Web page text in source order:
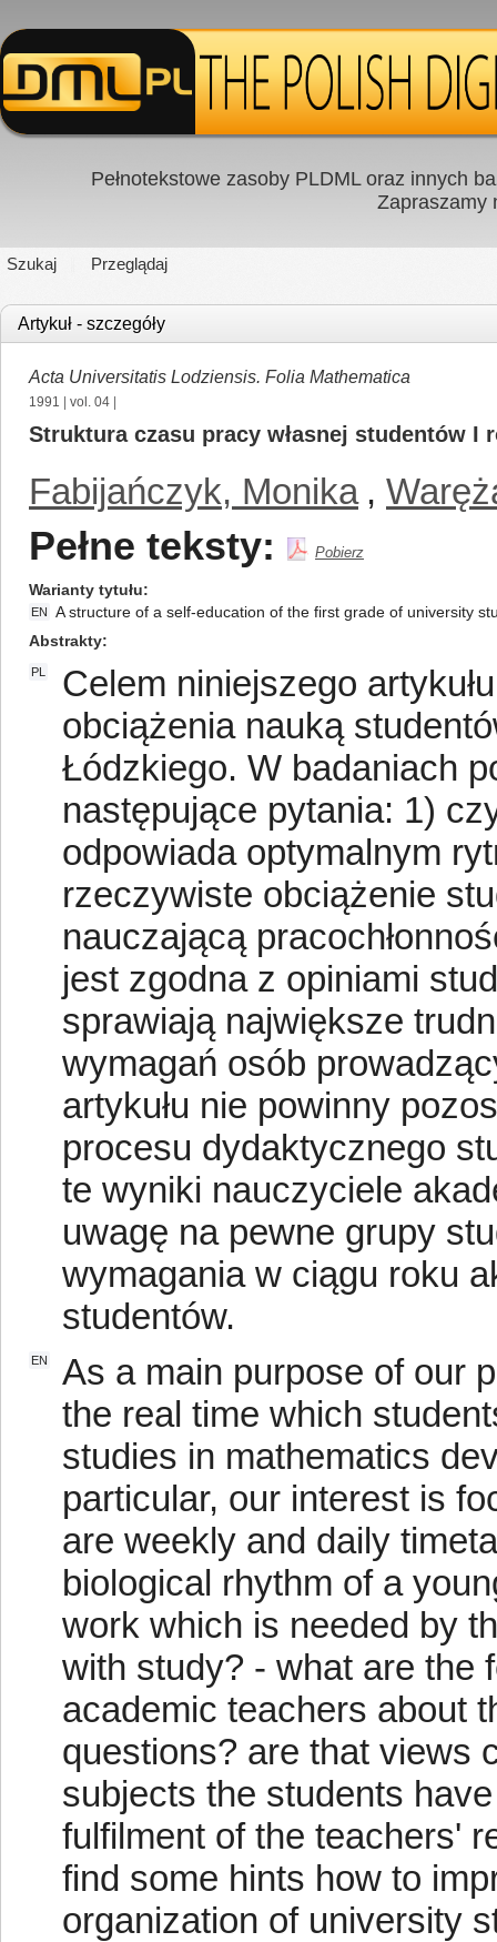
Pełnotekstowe zasoby PLDML oraz innych
Zapraszamy
Szukaj Przeglądaj
Artykuł - szczegóły
Acta Universitatis Lodziensis. Folia Mathematica
1991 vol. 04
Struktura czasu pracy własnej studentów
Fabijańczyk, Monika ,
Pełne teksty: Pobierz
Warianty tytułu
EN
A structure of a self-education of the first grade of university
Abstrakty
PL
Celem niniejszego
obciążenia nauką
Łódzkiego. W badaniach
następujące pytania: 1)
odpowiada optymalnym
rzeczywiste obciążenie
nauczającą
jest zgodna z opiniami
sprawiają największe
wymagań osób
artykułu nie powinny
procesu dydaktycznego
te wyniki nauczyciele
uwagę na pewne grupy
wymagania w ciągu roku
studentów.
EN
As a main purpose of our
the real time which
studies in mathematics
particular, our interest is
are weekly and daily
biological rhythm of a
work which is needed by
with study? - what are the
academic teachers about
questions? are that views
subjects the students
fulfilment of the teachers'
find some hints how to
organization of university